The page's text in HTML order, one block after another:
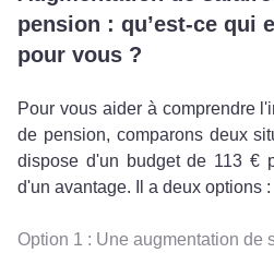
pension : qu’est-ce qui
pour vous ?
Pour vous aider à comprendre
de pension, comparons deux
dispose d'un budget de 113 €
d'un avantage. Il a deux options :
Option 1 : Une augmentation de